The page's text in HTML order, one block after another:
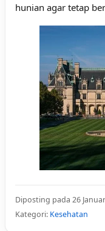
hunian agar tetap
Diposting pada 26
Kategori: Kesehatan